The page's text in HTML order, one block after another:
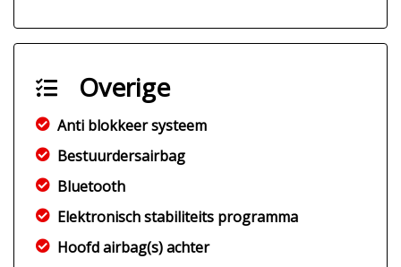
Overige
Anti blokkeer systeem
Bestuurdersairbag
Bluetooth
Elektronisch stabiliteits programma
Hoofd airbag(s) achter